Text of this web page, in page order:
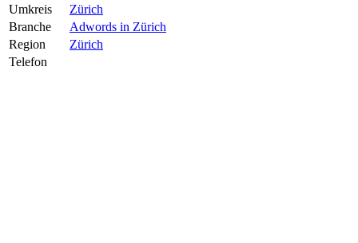
Umkreis
Zürich
Branche
Adwords in Zürich
Region
Zürich
Telefon